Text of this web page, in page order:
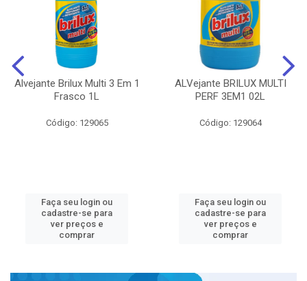
Alvejante Brilux Multi 3 Em 1
Frasco 1L
Código: 129065
Faça seu login ou
cadastre-se para
ver preços e
comprar
ALVejante BRILUX MULTI
PERF 3EM1 02L
Código: 129064
Faça seu login ou
cadastre-se para
ver preços e
comprar